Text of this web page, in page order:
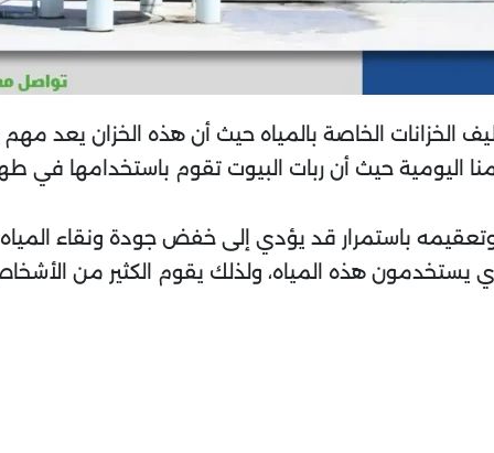
الخزانات الخاصة بالمياه حيث أن هذه الخزان يعد
اليومية حيث أن ربات البيوت تقوم باستخدامها
باستمرار قد يؤدي إلى خفض جودة ونقاء المياه
الذي يستخدمون هذه المياه، ولذلك يقوم الكثير من